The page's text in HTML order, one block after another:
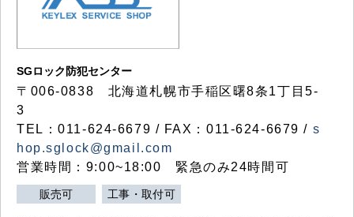
SGロック防犯センター
〒006-0838 北海道札幌市手稲区曙8条1丁目5-
3
TEL：011-624-6679 / FAX：011-624-6679 / s
hop.sglock@gmail.com
営業時間：9:00~18:00 緊急のみ24時間可
販売可 工事・取付可